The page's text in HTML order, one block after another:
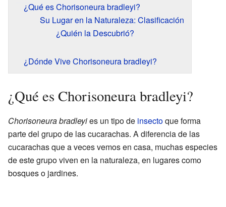
¿Qué es Chorisoneura bradleyi?
Su Lugar en la Naturaleza: Clasificación
¿Quién la Descubrió?
¿Dónde Vive Chorisoneura bradleyi?
¿Qué es Chorisoneura bradleyi?
Chorisoneura bradleyies un tipo de insectoque forma
parte del grupo de las cucarachas. A diferencia de las
cucarachas que a veces vemos en casa, muchas especies
de este grupo viven en la naturaleza, en lugares como
bosques o jardines.